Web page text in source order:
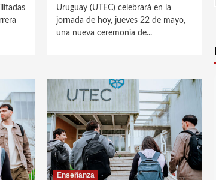
Uruguay (UTEC) celebrará en la
jornada de hoy, jueves 22 de mayo,
una nueva ceremonia de...
Enseñanza